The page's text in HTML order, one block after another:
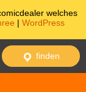
finden
welches
|WordPress